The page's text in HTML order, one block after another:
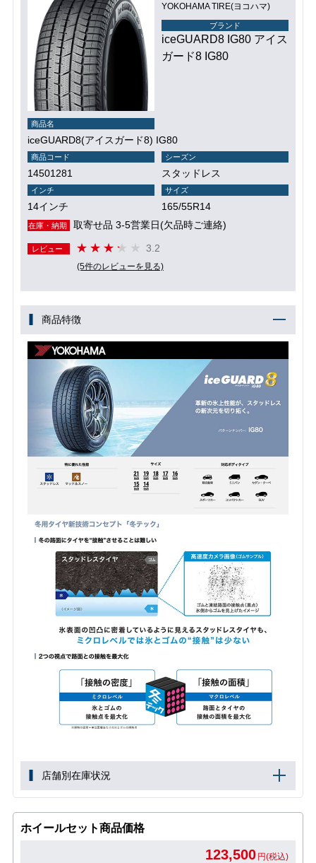
YOKOHAMA TIRE(ヨコハマ)
ブランド
iceGUARD8 IG80 アイス
ガード8 IG80
商品名
iceGUARD8(アイスガード8) IG80
商品コード
14501281
シーズン
スタッドレス
インチ
14インチ
サイズ
165/55R14
在庫・納期 取寄せ品 3-5営業日(欠品時ご連絡)
レビュー 3.2
(5件のレビューを見る)
商品特徴
店舗別在庫状況
ホイールセット商品価格
123,500 円(税込)